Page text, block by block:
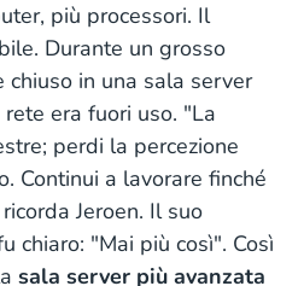
più processori. Il
Durante un grosso
chiuso in una sala server
era fuori uso. "La
perdi la percezione
Continui a lavorare finché
Jeroen. Il suo
chiaro: "Mai più così". Così
sala server più avanzata